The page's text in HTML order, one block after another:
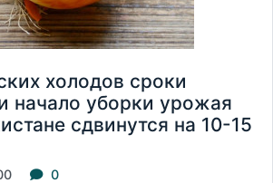
холодов сроки
начало уборки урожая
сдвинутся на 10-15
0